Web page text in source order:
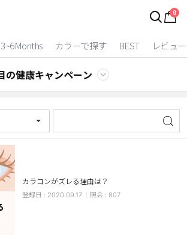
0
3~6Months カラーで探す BEST レビュー
2 Weeks
の健康キャンペーン
カラコンがズレる理由は？
2020.09.17 807